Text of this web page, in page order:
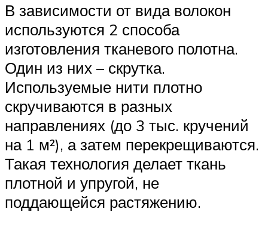
В зависимости от вида волокон
используются 2 способа
изготовления тканевого полотна.
Один из них – скрутка.
Используемые нити плотно
скручиваются в разных
направлениях (до 3 тыс. кручений
на 1 м²), а затем перекрещиваются.
Такая технология делает ткань
плотной и упругой, не
поддающейся растяжению.